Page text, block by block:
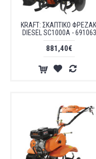
KRAFT: ΣΚΑΠΤΙΚΟ ΦΡΕΖΑΚΙ
DIESEL SC1000A - 691063
881,40€